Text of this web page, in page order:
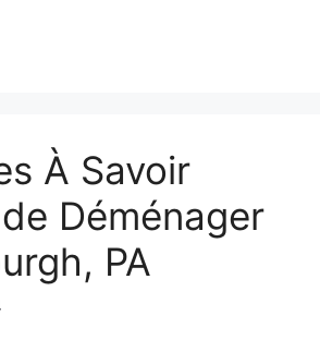
À Savoir
Déménager
PA